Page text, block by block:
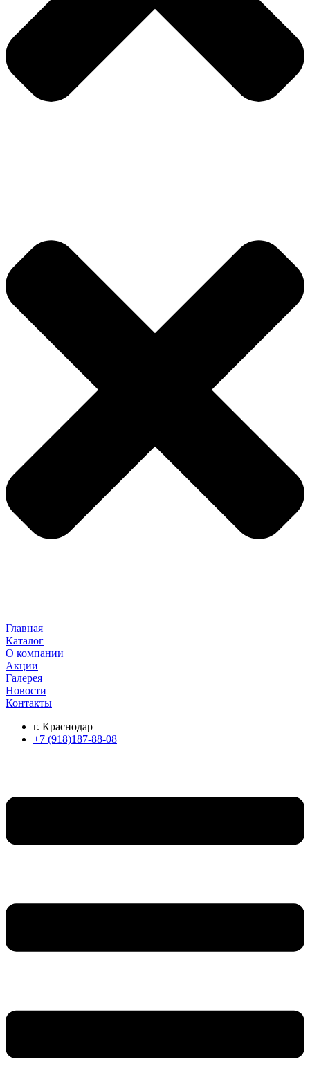
Главная
Каталог
О компании
Акции
Галерея
Новости
Контакты
г. Краснодар
+7 (918)187-88-08